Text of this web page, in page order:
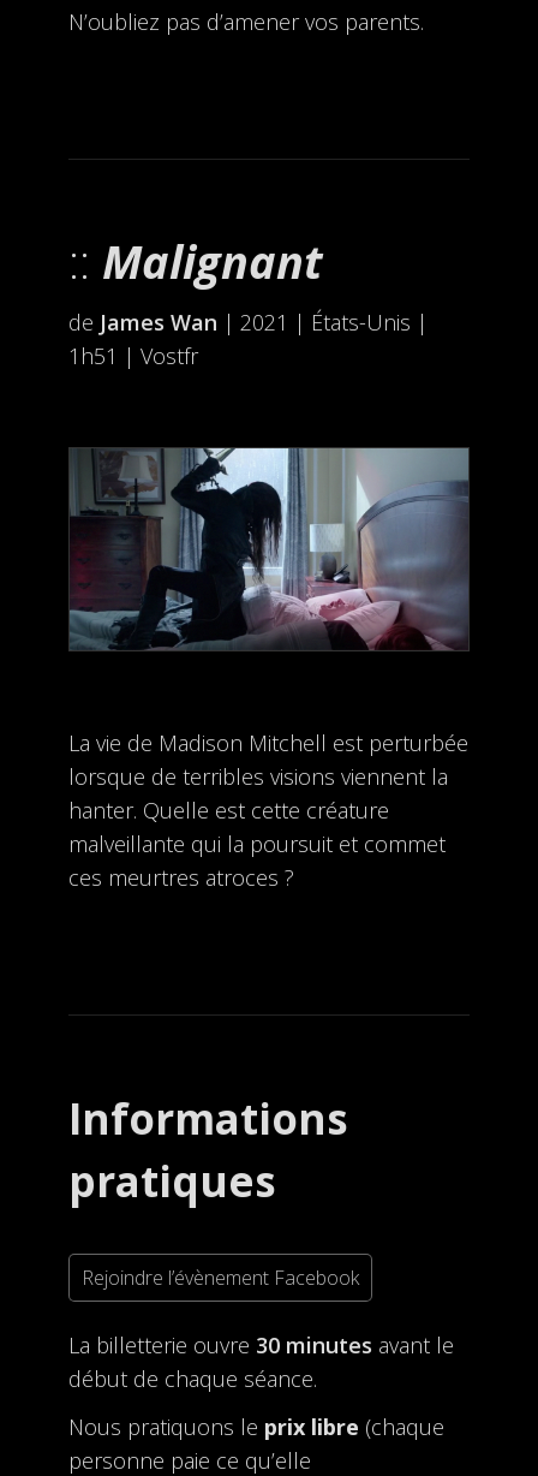
N’oubliez pas d’amener vos parents.
Malignant
de James Wan | 2021 | États-Unis |
1h51 | Vostfr
La vie de Madison Mitchell est perturbée
lorsque de terribles visions viennent la
hanter. Quelle est cette créature
malveillante qui la poursuit et commet
ces meurtres atroces ?
Informations
pratiques
Rejoindre l’évènement Facebook
La billetterie ouvre 30 minutes avant le
début de chaque séance.
Nous pratiquons le prix libre (chaque
personne paie ce qu’elle